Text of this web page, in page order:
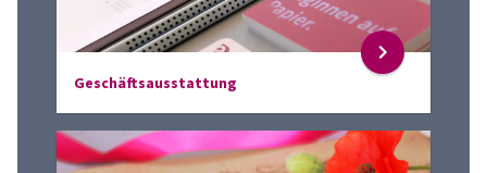
Geschäftsausstattung